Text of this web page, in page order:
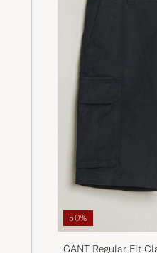
50%
GANT Regular Fit